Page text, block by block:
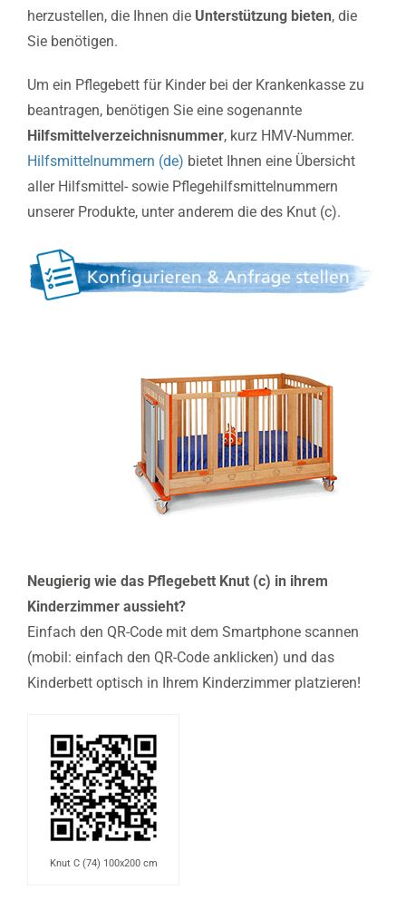
herzustellen, die Ihnen die Unterstützung bieten, die
Sie benötigen.
Um ein Pflegebett für Kinder bei der Krankenkasse zu
beantragen, benötigen Sie eine sogenannte
Hilfsmittelverzeichnisnummer, kurz HMV-Nummer.
Hilfsmittelnummern (de) bietet Ihnen eine Übersicht
aller Hilfsmittel- sowie Pflegehilfsmittelnummern
unserer Produkte, unter anderem die des Knut (c).
Neugierig wie das Pflegebett Knut (c) in ihrem
Kinderzimmer aussieht?
Einfach den QR-Code mit dem Smartphone scannen
(mobil: einfach den QR-Code anklicken) und das
Kinderbett optisch in Ihrem Kinderzimmer platzieren!
Knut C (74) 100x200 cm